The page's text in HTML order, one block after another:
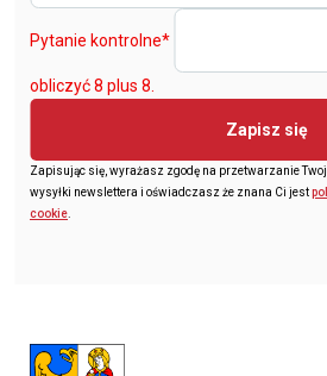
Pytanie kontrolne*
obliczyć 8 plus 8.
Zapisz się
Zapisując się, wyrażasz zgodę na przetwarzanie
wysyłki newslettera i oświadczasz że znana Ci jest
cookie